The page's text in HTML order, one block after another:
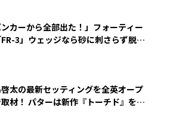
ンカーから全部出た！」フォーティー
3」ウェッジなら砂に刺さらず脱出
太の最新セッティングを全英オープ
材！ パターは新作『トーチド』を投